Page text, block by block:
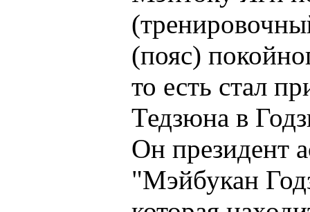
(пояс)
то есть стал
Тедзюна в
Он президент
"Мэйбукан